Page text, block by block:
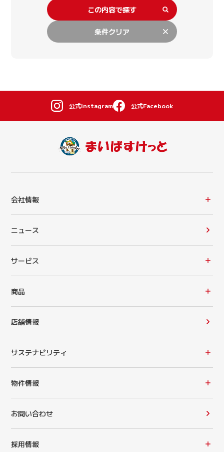
この内容で探す
条件クリア
公式Instagram 公式Facebook
会社情報
ニュース
サービス
商品
店舗情報
サステナビリティ
物件情報
お問い合わせ
採用情報